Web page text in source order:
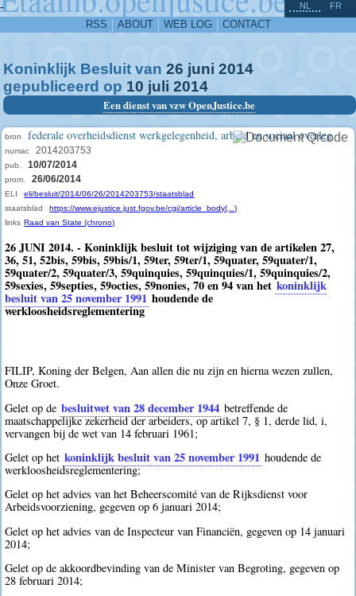
-
RSS ABOUT WEB LOG CONTACT
NL FR
Koninklijk Besluit van 26 juni 2014
gepubliceerd op 10 juli 2014
Een dienst van vzw OpenJustice.be
bron federale overheidsdienst werkgelegenheid, arbeid en sociaal overleg
numac 2014203753
pub. 10/07/2014
prom. 26/06/2014
ELI
eli/besluit/2014/06/26/2014203753/staatsblad
staatsblad
https://www.ejustice.just.fgov.be/cgi/article_body(...)
links Raad van State (chrono)
26 JUNI 2014. - Koninklijk besluit tot wijziging van de artikelen 27,
36, 51, 52bis, 59bis, 59bis/1, 59ter, 59ter/1, 59quater, 59quater/1,
59quater/2, 59quater/3, 59quinquies, 59quinquies/1, 59quinquies/2,
59sexies, 59septies, 59octies, 59nonies, 70 en 94 van het koninklijk
besluit van 25 november 1991 houdende de
werkloosheidsreglementering
FILIP, Koning der Belgen, Aan allen die nu zijn en hierna wezen zullen,
Onze Groet.
Gelet op de besluitwet van 28 december 1944 betreffende de
maatschappelijke zekerheid der arbeiders, op artikel 7, § 1, derde lid, i,
vervangen bij de wet van 14 februari 1961;
Gelet op het koninklijk besluit van 25 november 1991 houdende de
werkloosheidsreglementering;
Gelet op het advies van het Beheerscomité van de Rijksdienst voor
Arbeidsvoorziening, gegeven op 6 januari 2014;
Gelet op het advies van de Inspecteur van Financiën, gegeven op 14 januari
2014;
Gelet op de akkoordbevinding van de Minister van Begroting, gegeven op
28 februari 2014;
^